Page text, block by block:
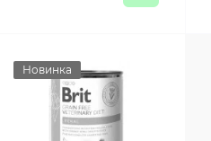
Новинка